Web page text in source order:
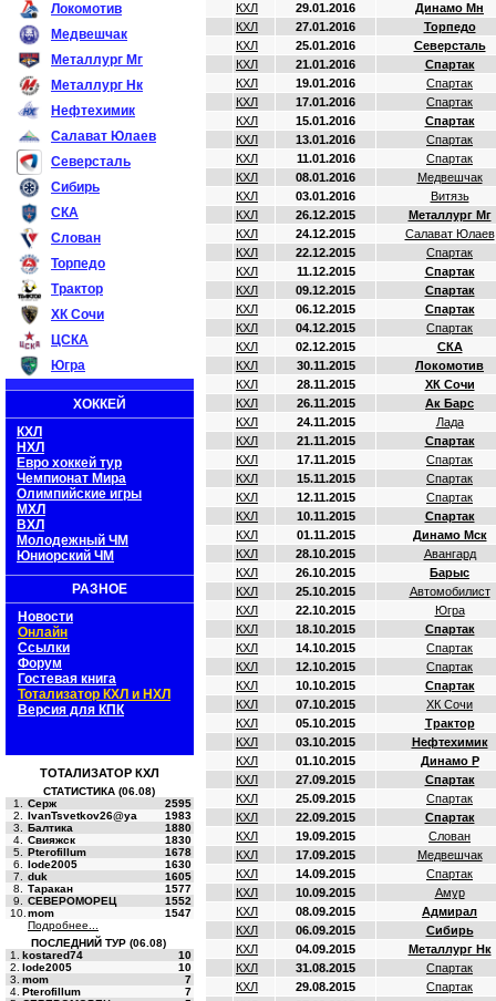
Локомотив
Медвешчак
Металлург Мг
Металлург Нк
Нефтехимик
Салават Юлаев
Северсталь
Сибирь
СКА
Слован
Торпедо
Трактор
ХК Сочи
ЦСКА
Югра
ХОККЕЙ
КХЛ
НХЛ
Евро хоккей тур
Чемпионат Мира
Олимпийские игры
МХЛ
ВХЛ
Молодежный ЧМ
Юниорский ЧМ
РАЗНОЕ
Новости
Онлайн
Ссылки
Форум
Гостевая книга
Тотализатор КХЛ и НХЛ
Версия для КПК
ТОТАЛИЗАТОР КХЛ
СТАТИСТИКА (06.08)
1.
Серж
2595
2.
IvanTsvetkov26@ya
1983
3.
Балтика
1880
4.
Свияжск
1830
5.
Pterofillum
1678
6.
lode2005
1630
7.
duk
1605
8.
Таракан
1577
9.
СЕВЕРОМОРЕЦ
1552
10. mom
1547
Подробнее...
ПОСЛЕДНИЙ ТУР (06.08)
1.
kostared74
10
2. lode2005
10
3. mom
7
4. Pterofillum
7
КХЛ
29.01.2016
Динамо Мн
КХЛ
27.01.2016
Торпедо
КХЛ
25.01.2016
Северсталь
КХЛ
21.01.2016
Спартак
КХЛ
19.01.2016
Спартак
КХЛ
17.01.2016
Спартак
КХЛ
15.01.2016
Спартак
КХЛ
13.01.2016
Спартак
КХЛ
11.01.2016
Спартак
КХЛ
08.01.2016
Медвешчак
КХЛ
03.01.2016
Витязь
КХЛ
26.12.2015
Металлург Мг
КХЛ
24.12.2015
Салават Юлаев
КХЛ
22.12.2015
Спартак
КХЛ
11.12.2015
Спартак
КХЛ
09.12.2015
Спартак
КХЛ
06.12.2015
Спартак
КХЛ
04.12.2015
Спартак
КХЛ
02.12.2015
СКА
КХЛ
30.11.2015
Локомотив
КХЛ
28.11.2015
ХК Сочи
КХЛ
26.11.2015
Ак Барс
КХЛ
24.11.2015
Лада
КХЛ
21.11.2015
Спартак
КХЛ
17.11.2015
Спартак
КХЛ
15.11.2015
Спартак
КХЛ
12.11.2015
Спартак
КХЛ
10.11.2015
Спартак
КХЛ
01.11.2015
Динамо Мск
КХЛ
28.10.2015
Авангард
КХЛ
26.10.2015
Барыс
КХЛ
25.10.2015
Автомобилист
КХЛ
22.10.2015
Югра
КХЛ
18.10.2015
Спартак
КХЛ
14.10.2015
Спартак
КХЛ
12.10.2015
Спартак
КХЛ
10.10.2015
Спартак
КХЛ
07.10.2015
ХК Сочи
КХЛ
05.10.2015
Трактор
КХЛ
03.10.2015
Нефтехимик
КХЛ
01.10.2015
Динамо Р
КХЛ
27.09.2015
Спартак
КХЛ
25.09.2015
Спартак
КХЛ
22.09.2015
Спартак
КХЛ
19.09.2015
Слован
КХЛ
17.09.2015
Медвешчак
КХЛ
14.09.2015
Спартак
КХЛ
10.09.2015
Амур
КХЛ
08.09.2015
Адмирал
КХЛ
06.09.2015
Сибирь
КХЛ
04.09.2015
Металлург Нк
КХЛ
31.08.2015
Спартак
КХЛ
29.08.2015
Спартак